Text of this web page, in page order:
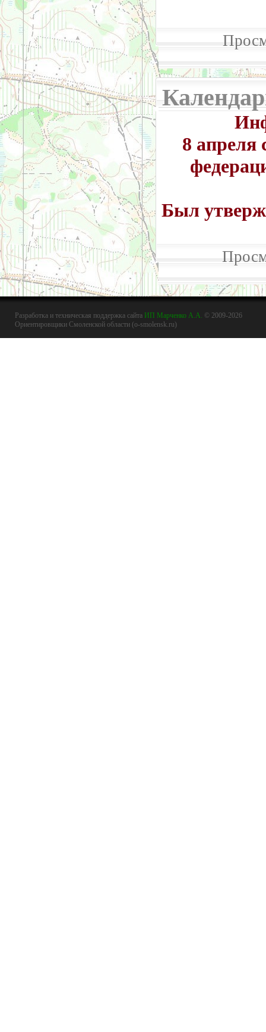
8 апреля
Был
Разработка и техническая поддержка сайта ИП Марченко А.А. © 2009-2026
Ориентировщики Смоленской области (o-smolensk.ru)